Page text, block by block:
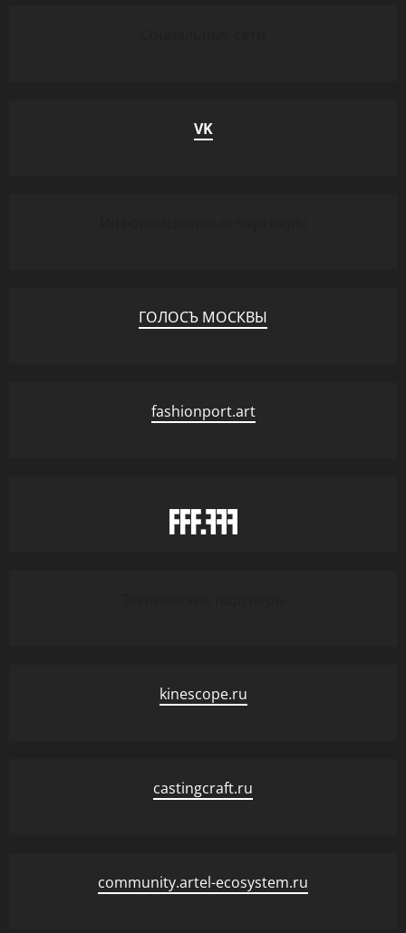
VK
ГОЛОСЪ МОСКВЫ
fashionport.art
kinescope.ru
castingcraft.ru
community.artel-ecosystem.ru